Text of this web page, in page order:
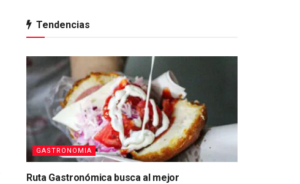
Tendencias
GASTRONOMIA
Ruta Gastronómica busca al mejor